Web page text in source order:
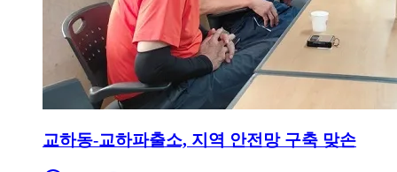
교하동-교하파출소, 지역 안전망 구축 맞손